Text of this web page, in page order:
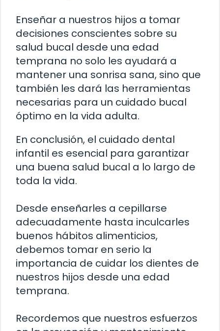
Enseñar a nuestros hijos a tomar
decisiones conscientes sobre su
salud bucal desde una edad
temprana no solo les ayudará a
mantener una sonrisa sana, sino que
también les dará las herramientas
necesarias para un cuidado bucal
óptimo en la vida adulta.
En conclusión, el cuidado dental
infantil es esencial para garantizar
una buena salud bucal a lo largo de
toda la vida.
Desde enseñarles a cepillarse
adecuadamente hasta inculcarles
buenos hábitos alimenticios,
debemos tomar en serio la
importancia de cuidar los dientes de
nuestros hijos desde una edad
temprana.
Recordemos que nuestros esfuerzos